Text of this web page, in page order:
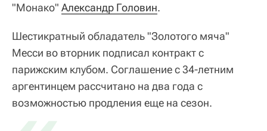
"Монако" Александр Головин.
Шестикратный обладатель "Золотого мяча"
Месси во вторник подписал контракт с
парижским клубом. Соглашение с 34-летним
аргентинцем рассчитано на два года с
возможностью продления еще на сезон.